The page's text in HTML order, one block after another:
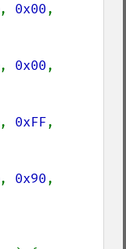
, 0x00
, 0x00
, 0xFF
, 0x90